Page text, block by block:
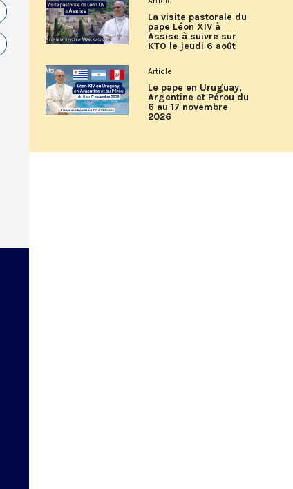
La visite pastorale du
pape Léon XIV à
Assise à suivre sur
KTO le jeudi 6 août
Article
Le pape en Uruguay,
Argentine et Pérou du
6 au 17 novembre
2026